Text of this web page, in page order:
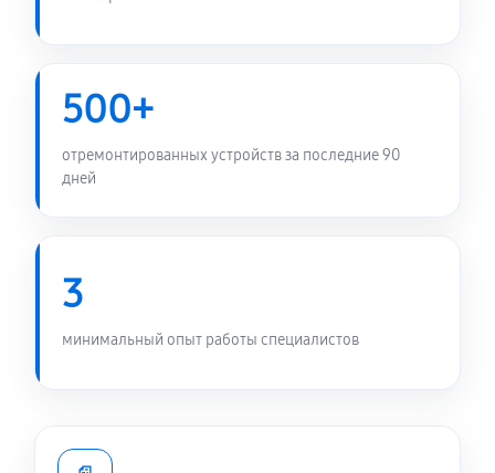
L1500CDABQ0641T
720 руб 60 минут
Замена южного моста ноутбука Asus L1
L1500CDABQ0641T
Замена видеокарты ноутбука Asus L1
L1500CDABQ0641T
500+
отремонтированных устройств за последние 90
дней
3
минимальный опыт работы специалистов